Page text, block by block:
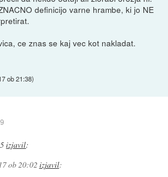
definicijo varne hrambe, ki jo NE
ce znas se kaj vec kot nakladat.
ob 21:38)
izjavil:
ob 20:02 izjavil: